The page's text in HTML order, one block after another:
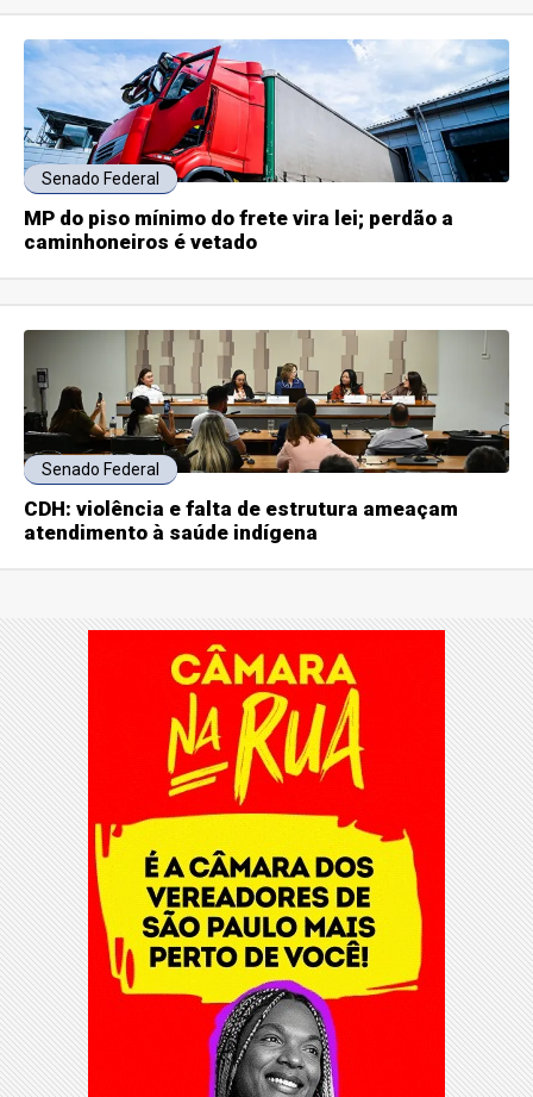
Senado Federal
MP do piso mínimo do frete vira lei; perdão a
caminhoneiros é vetado
Senado Federal
CDH: violência e falta de estrutura ameaçam
atendimento à saúde indígena